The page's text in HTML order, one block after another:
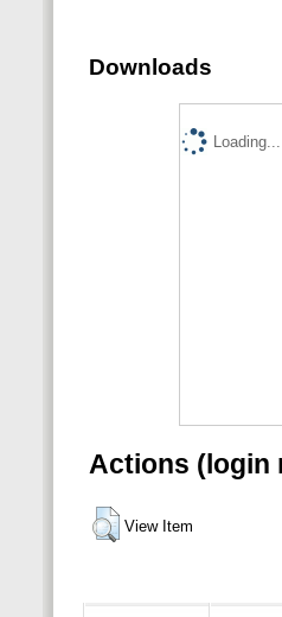
Downloads
Loading...
Actions (login
View Item